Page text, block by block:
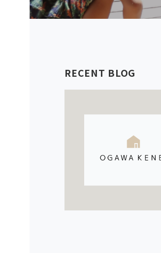
RECENT BLOG